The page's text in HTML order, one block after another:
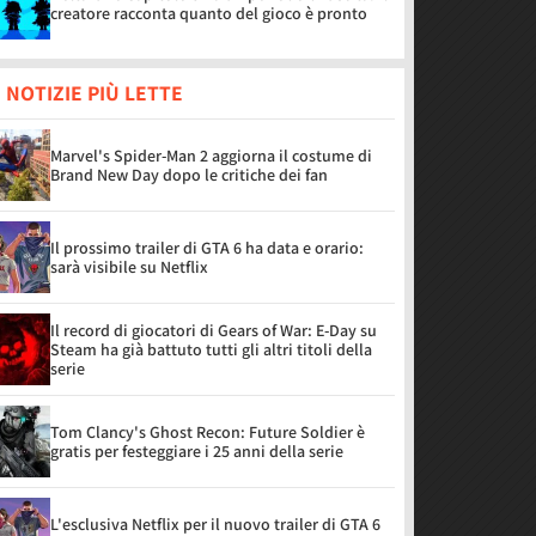
creatore racconta quanto del gioco è pronto
NOTIZIE PIÙ LETTE
Marvel's Spider-Man 2 aggiorna il costume di
Brand New Day dopo le critiche dei fan
Il prossimo trailer di GTA 6 ha data e orario:
sarà visibile su Netflix
Il record di giocatori di Gears of War: E-Day su
Steam ha già battuto tutti gli altri titoli della
serie
Tom Clancy's Ghost Recon: Future Soldier è
gratis per festeggiare i 25 anni della serie
L'esclusiva Netflix per il nuovo trailer di GTA 6